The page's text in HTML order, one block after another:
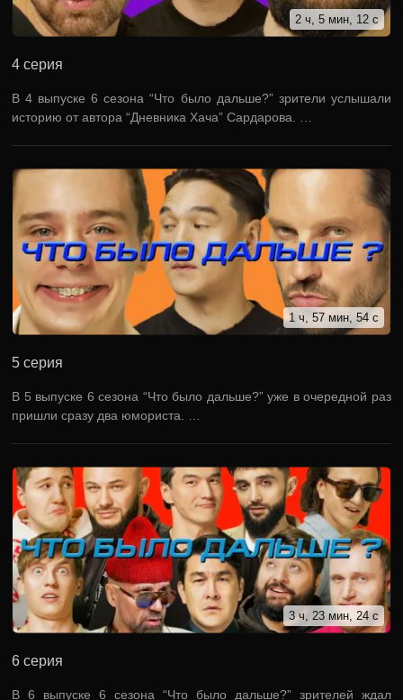
2 ч, 5 мин, 12 с
4 серия
В 4 выпуске 6 сезона “Что было дальше?” зрители услышали
историю от автора “Дневника Хача” Сардарова. …
1 ч, 57 мин, 54 с
5 серия
В 5 выпуске 6 сезона “Что было дальше?” уже в очередной раз
пришли сразу два юмориста. …
3 ч, 23 мин, 24 с
6 серия
В 6 выпуске 6 сезона “Что было дальше?” зрителей ждал